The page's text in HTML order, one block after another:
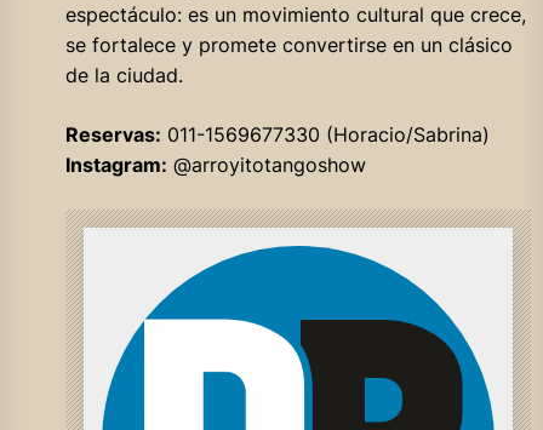
espectáculo: es un movimiento cultural que crece,
se fortalece y promete convertirse en un clásico
de la ciudad.
Reservas: 011-1569677330 (Horacio/Sabrina)
Instagram: @arroyitotangoshow